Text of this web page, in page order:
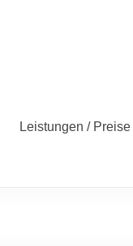
Leistungen / Preise